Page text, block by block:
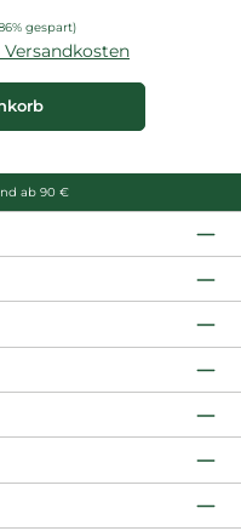
gespart)
Versandkosten
ab 90 €